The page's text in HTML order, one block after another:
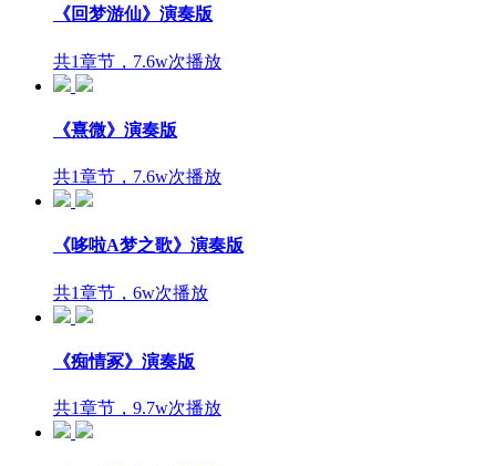
《回梦游仙》演奏版
共1章节，7.6w次播放
《熹微》演奏版
共1章节，7.6w次播放
《哆啦A梦之歌》演奏版
共1章节，6w次播放
《痴情冢》演奏版
共1章节，9.7w次播放